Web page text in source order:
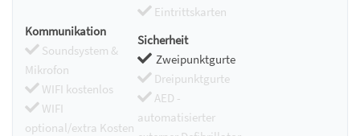
Eintrittskarten
Kommunikation
Soundsystem &
Mikrofon
WIFI kostenlos
WIFI
optional/extra Kosten
Sicherheit
Zweipunktgurte
Dreipunktgurte
AED -
automatisierter